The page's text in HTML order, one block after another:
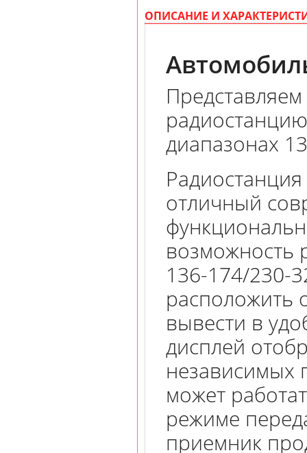
ОПИСАНИЕ И
диапазонах
отличный
возможность
136-174/230-
расположить
вывести в
дисплей
независимых
может
режиме
приемник